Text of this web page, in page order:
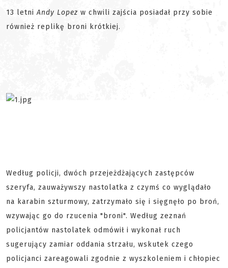
13 letniAndy Lopez w chwili zajścia posiadał przy sobie
również replikę broni krótkiej.
Według policji, dwóch przejeżdżających zastępców
szeryfa, zauważywszy nastolatka z czymś co wyglądało
na karabin szturmowy, zatrzymało się i sięgnęło po broń,
wzywając go do rzucenia "broni". Według zeznań
policjantów nastolatek odmówił i wykonał ruch
sugerujący zamiar oddania strzału, wskutek czego
policjanci zareagowali zgodnie z wyszkoleniem i chłopiec